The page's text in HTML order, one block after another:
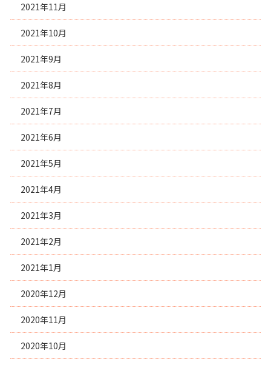
2021年11月
2021年10月
2021年9月
2021年8月
2021年7月
2021年6月
2021年5月
2021年4月
2021年3月
2021年2月
2021年1月
2020年12月
2020年11月
2020年10月